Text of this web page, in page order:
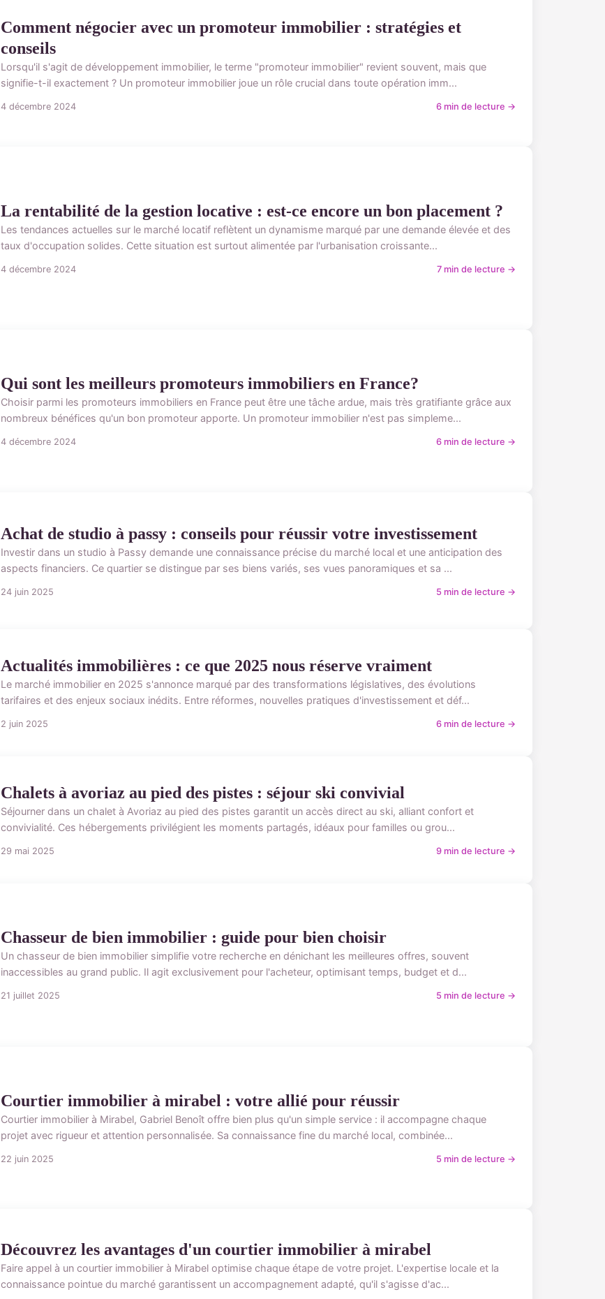
Comment négocier avec un promoteur immobilier : stratégies et
conseils
Lorsqu'il s'agit de développement immobilier, le terme "promoteur immobilier" revient souvent, mais que
signifie-t-il exactement ? Un promoteur immobilier joue un rôle crucial dans toute opération imm...
4 décembre 2024 6 min de lecture →
La rentabilité de la gestion locative : est-ce encore un bon placement ?
Les tendances actuelles sur le marché locatif reflètent un dynamisme marqué par une demande élevée et des
taux d'occupation solides. Cette situation est surtout alimentée par l'urbanisation croissante...
4 décembre 2024 7 min de lecture →
Qui sont les meilleurs promoteurs immobiliers en France?
Choisir parmi les promoteurs immobiliers en France peut être une tâche ardue, mais très gratifiante grâce aux
nombreux bénéfices qu'un bon promoteur apporte. Un promoteur immobilier n'est pas simpleme...
4 décembre 2024 6 min de lecture →
Achat de studio à passy : conseils pour réussir votre investissement
Investir dans un studio à Passy demande une connaissance précise du marché local et une anticipation des
aspects financiers. Ce quartier se distingue par ses biens variés, ses vues panoramiques et sa ...
24 juin 2025 5 min de lecture →
Actualités immobilières : ce que 2025 nous réserve vraiment
Le marché immobilier en 2025 s'annonce marqué par des transformations législatives, des évolutions
tarifaires et des enjeux sociaux inédits. Entre réformes, nouvelles pratiques d'investissement et déf...
2 juin 2025 6 min de lecture →
Chalets à avoriaz au pied des pistes : séjour ski convivial
Séjourner dans un chalet à Avoriaz au pied des pistes garantit un accès direct au ski, alliant confort et
convivialité. Ces hébergements privilégient les moments partagés, idéaux pour familles ou grou...
29 mai 2025 9 min de lecture →
Chasseur de bien immobilier : guide pour bien choisir
Un chasseur de bien immobilier simplifie votre recherche en dénichant les meilleures offres, souvent
inaccessibles au grand public. Il agit exclusivement pour l'acheteur, optimisant temps, budget et d...
21 juillet 2025 5 min de lecture →
Courtier immobilier à mirabel : votre allié pour réussir
Courtier immobilier à Mirabel, Gabriel Benoît offre bien plus qu'un simple service : il accompagne chaque
projet avec rigueur et attention personnalisée. Sa connaissance fine du marché local, combinée...
22 juin 2025 5 min de lecture →
Découvrez les avantages d'un courtier immobilier à mirabel
Faire appel à un courtier immobilier à Mirabel optimise chaque étape de votre projet. L'expertise locale et la
connaissance pointue du marché garantissent un accompagnement adapté, qu'il s'agisse d'ac...